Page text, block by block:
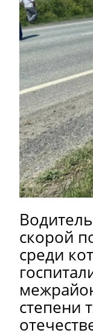
скорой
среди
степени